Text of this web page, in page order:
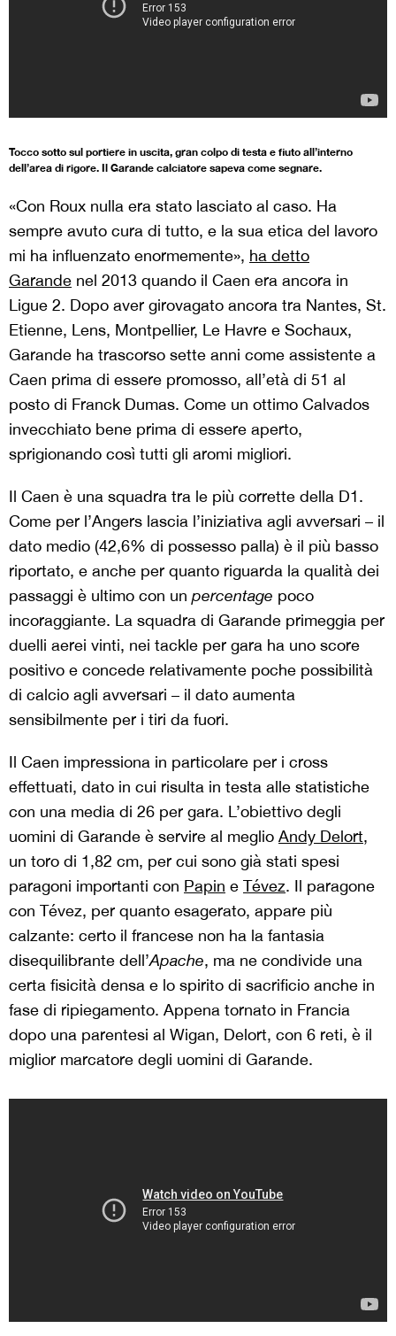
Tocco sotto sul portiere in uscita, gran colpo di testa e fiuto all’interno
dell’area di rigore. Il Garande calciatore sapeva come segnare.
«Con Roux nulla era stato lasciato al caso. Ha
sempre avuto cura di tutto, e la sua etica del lavoro
mi ha influenzato enormemente», ha detto
Garande nel 2013 quando il Caen era ancora in
Ligue 2. Dopo aver girovagato ancora tra Nantes, St.
Etienne, Lens, Montpellier, Le Havre e Sochaux,
Garande ha trascorso sette anni come assistente a
Caen prima di essere promosso, all’età di 51 al
posto di Franck Dumas. Come un ottimo Calvados
invecchiato bene prima di essere aperto,
sprigionando così tutti gli aromi migliori.
Il Caen è una squadra tra le più corrette della D1.
Come per l’Angers lascia l’iniziativa agli avversari – il
dato medio (42,6% di possesso palla) è il più basso
riportato, e anche per quanto riguarda la qualità dei
passaggi è ultimo con un percentage poco
incoraggiante. La squadra di Garande primeggia per
duelli aerei vinti, nei tackle per gara ha uno score
positivo e concede relativamente poche possibilità
di calcio agli avversari – il dato aumenta
sensibilmente per i tiri da fuori.
Il Caen impressiona in particolare per i cross
effettuati, dato in cui risulta in testa alle statistiche
con una media di 26 per gara. L’obiettivo degli
uomini di Garande è servire al meglio Andy Delort,
un toro di 1,82 cm, per cui sono già stati spesi
paragoni importanti con Papin e Tévez. Il paragone
con Tévez, per quanto esagerato, appare più
calzante: certo il francese non ha la fantasia
disequilibrante dell’Apache, ma ne condivide una
certa fisicità densa e lo spirito di sacrificio anche in
fase di ripiegamento. Appena tornato in Francia
dopo una parentesi al Wigan, Delort, con 6 reti, è il
miglior marcatore degli uomini di Garande.